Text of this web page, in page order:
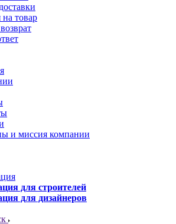
на товар
и миссия компании
для строителей
для дизайнеров